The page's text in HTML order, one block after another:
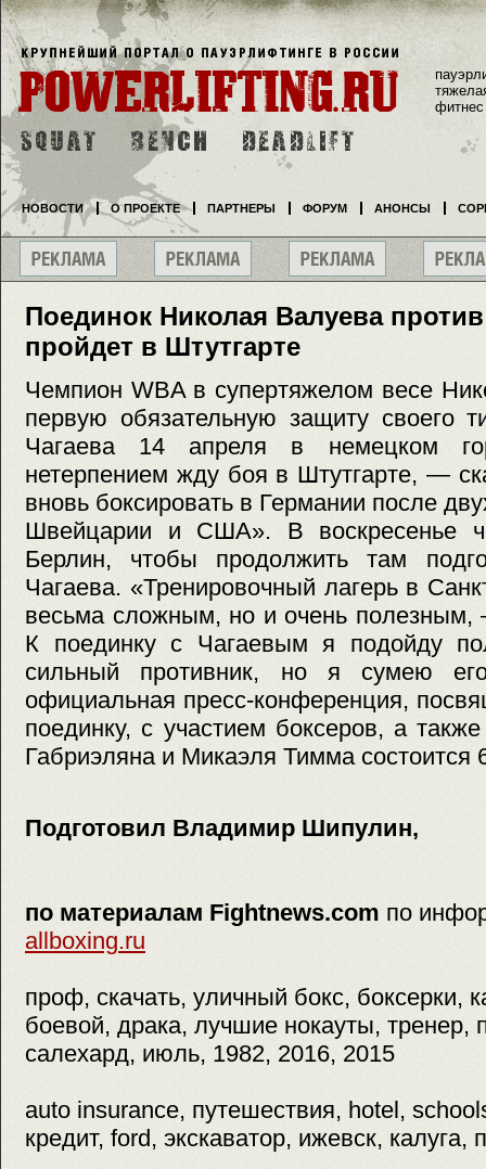
Поединок Николая Валуева
пройдет в Штутгарте
Чемпион WBA в супертяжелом весе
первую обязательную защиту своего
Чагаева 14 апреля в немецком
нетерпением жду боя в Штутгарте, —
вновь боксировать в Германии после
Швейцарии и США». В воскресенье
Берлин, чтобы продолжить там
Чагаева. «Тренировочный лагерь в
весьма сложным, но и очень
К поединку с Чагаевым я подойду
сильный противник, но я сумею
официальная пресс-конференция,
поединку, с участием боксеров, а
Габриэляна и Микаэля Тимма состоится
Подготовил Владимир Шипулин,
по материалам Fightnews.com по
allboxing.ru
проф, скачать, уличный бокс, боксерки,
боевой, драка, лучшие нокауты, тренер,
салехард, июль, 1982, 2016, 2015
auto insurance, путешествия, hotel,
кредит, ford, экскаватор, ижевск, калуга,
фитнес
НОВОСТИ О ПРОЕКТЕ ПАРТНЕРЫ ФОРУМ АНОНСЫ